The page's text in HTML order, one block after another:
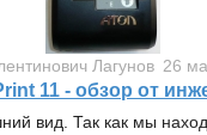
Лагунов 26
11 - обзор от
вид. Так как мы